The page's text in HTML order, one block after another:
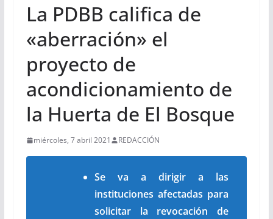
La PDBB califica de
«aberración» el
proyecto de
acondicionamiento de
la Huerta de El Bosque
miércoles, 7 abril 2021 REDACCIÓN
Se va a dirigir a las
instituciones afectadas para
solicitar la revocación de